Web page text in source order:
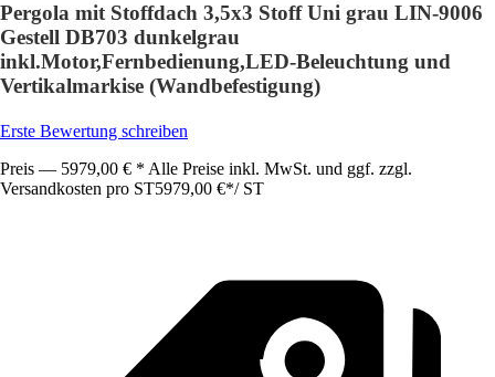
Pergola mit Stoffdach 3,5x3 Stoff Uni grau LIN-9006
Gestell DB703 dunkelgrau
inkl.Motor,Fernbedienung,LED-Beleuchtung und
Vertikalmarkise (Wandbefestigung)
Erste Bewertung schreiben
Preis — 5979,00 € * Alle Preise inkl. MwSt. und ggf. zzgl.
Versandkosten pro ST5979,00 €*/ ST